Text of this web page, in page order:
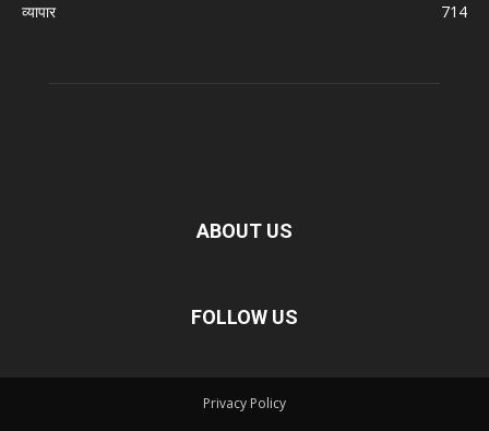
व्यापार
714
ABOUT US
FOLLOW US
Privacy Policy